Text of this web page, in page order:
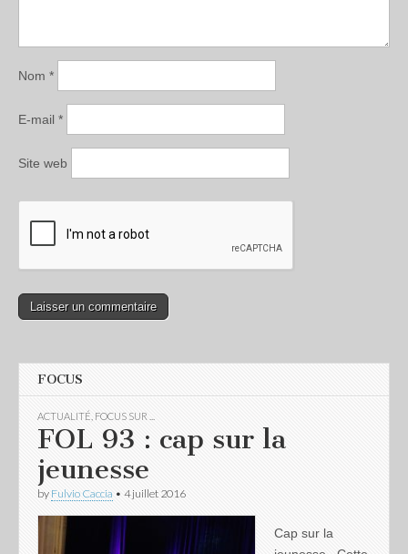
Nom *
E-mail *
Site web
FOCUS
ACTUALITÉ FOCUS SUR ...
FOL 93 : cap sur la
jeunesse
by Fulvio Caccia • 4 juillet 2016
Cap sur la